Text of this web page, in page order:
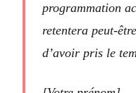
programmation
retentera peut-
d’avoir pris le